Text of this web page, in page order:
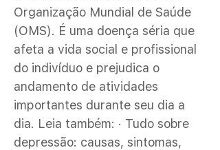
Organização Mundial de Saúde
(OMS). É uma doença séria que
afeta a vida social e profissional
do indivíduo e prejudica o
andamento de atividades
importantes durante seu dia a
dia. Leia também: · Tudo sobre
depressão: causas, sintomas,